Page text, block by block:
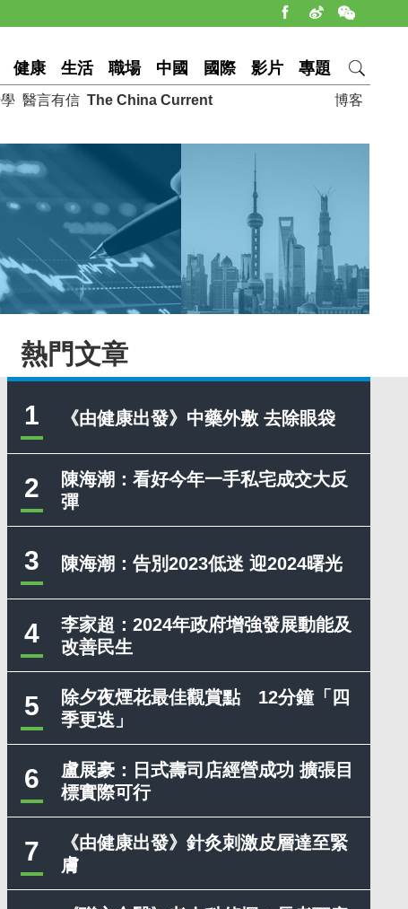
健康 生活 職場 中國 國際 影片 專題
博客
醫言有信 The China Current
熱門文章
1 《由健康出發》中藥外敷 去除眼袋
2
陳海潮：看好今年一手私宅成交大反
彈
3 陳海潮：告別2023低迷 迎2024曙光
4
李家超：2024年政府增強發展動能及
改善民生
5
除夕夜煙花最佳觀賞點 12分鐘「四
季更迭」
6
盧展豪：日式壽司店經營成功 擴張目
標實際可行
7
《由健康出發》針灸刺激皮層達至緊
膚